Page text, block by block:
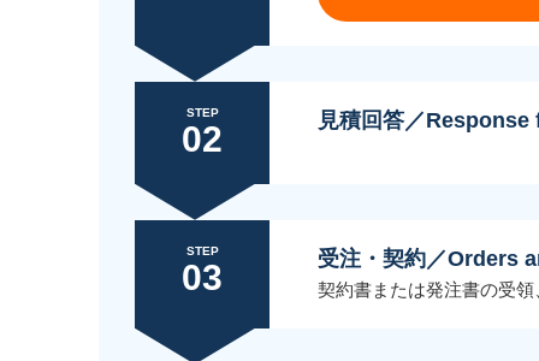
STEP
02 見積回答／
STEP
03 受注・契約／Orders
契約書または発注書の受